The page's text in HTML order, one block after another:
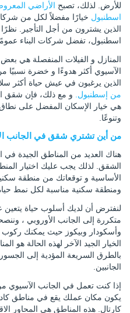
للأرض. لذلك، تصبح الأراضي
اسطنبول خيارًا مفضلاً لكل من
الذين يشترون من أجل التأجير.
اسطنبول، تفضل شركات البناء
المنازل و الفيلات المنفصلة هي
الآسيوي أكثر هدوءًا و خضرة نسبيًا
الذين يرغبون في عيش حياة أكثر
من إسطنبول.
و مع ذلك، فإن شقق
هي خيار الإسكان المفضل على نطاق
وتنوعًا.
من أين تشتري شقق في الجانب
هناك العديد من المناطق الجيدة
الشقق. لذلك يجب عليك اختيار
الأساسية و توقعاتك من منطقة
ومنطقة سكنية مناسبة لكل نمط
لنفترض أن لديك أسلوب حياة يتعين
متكررة إلى الجانب الأوروبي ،
وأسكودار وبيكوز حيث يمكنك ركوب
الخيار الجيد الآخر لهذه الحالة هو
بالطرق السريعة المؤدية إلى
الجانبين.
إذا كنت تعمل في الجانب الآسيوي
يكون مكان عملك يقع في مناطق
كارتال. هذه المناطق هي المحاور